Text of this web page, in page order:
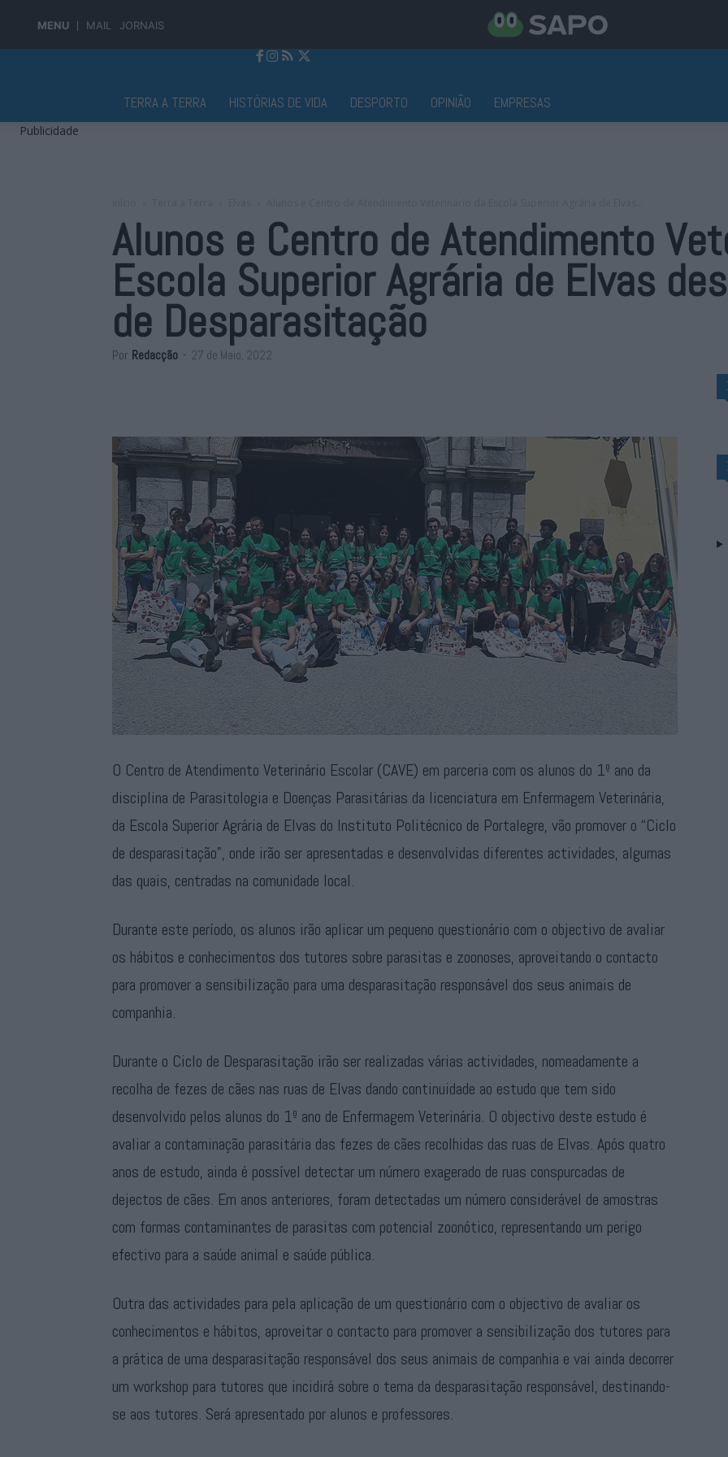
MENU MAIL JORNAIS
TERRA A TERRA HISTÓRIAS DE VIDA DESPORTO OPINIÃO EMPRESAS
Publicidade
Alunos e Centro de Atendimento
Escola Superior Agrária de Elvas
de Desparasitação
Por Redacção - 27 de Maio, 2022
O Centro de Atendimento Veterinário Escolar (CAVE) em parceria com os alunos do 1º ano da
disciplina de Parasitologia e Doenças Parasitárias da licenciatura em Enfermagem Veterinária,
da Escola Superior Agrária de Elvas do Instituto Politécnico de Portalegre, vão promover o “Ciclo
de desparasitação”, onde irão ser apresentadas e desenvolvidas diferentes actividades, algumas
das quais, centradas na comunidade local.
Durante este período, os alunos irão aplicar um pequeno questionário com o objectivo de avaliar
os hábitos e conhecimentos dos tutores sobre parasitas e zoonoses, aproveitando o contacto
para promover a sensibilização para uma desparasitação responsável dos seus animais de
companhia.
Durante o Ciclo de Desparasitação irão ser realizadas várias actividades, nomeadamente a
recolha de fezes de cães nas ruas de Elvas dando continuidade ao estudo que tem sido
desenvolvido pelos alunos do 1º ano de Enfermagem Veterinária. O objectivo deste estudo é
avaliar a contaminação parasitária das fezes de cães recolhidas das ruas de Elvas. Após quatro
anos de estudo, ainda é possível detectar um número exagerado de ruas conspurcadas de
dejectos de cães. Em anos anteriores, foram detectadas um número considerável de amostras
com formas contaminantes de parasitas com potencial zoonótico, representando um perigo
efectivo para a saúde animal e saúde pública.
Outra das actividades para pela aplicação de um questionário com o objectivo de avaliar os
conhecimentos e hábitos, aproveitar o contacto para promover a sensibilização dos tutores para
a prática de uma desparasitação responsável dos seus animais de companhia e vai ainda decorrer
um workshop para tutores que incidirá sobre o tema da desparasitação responsável, destinando-
se aos tutores. Será apresentado por alunos e professores.